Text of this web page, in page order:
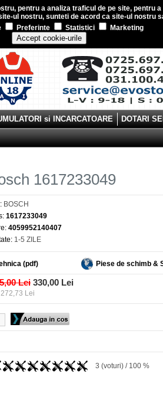
pentru a analiza traficul de pe site, pentru
ul nostru, sunteti de acord ca site-ul nostru
Preferinte Statistici Marketing
Accept cookie-urile
si INCARCATOARE DOTARI
1617233049
BOSCH
1617233049
4059952140407
1-5 ZILE
(pdf) Piese de schimb &
Lei 330,00 Lei
272,73 Lei
3 (voturi) / 100 %